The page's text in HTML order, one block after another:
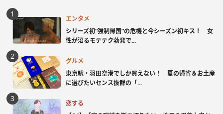
エンタメ
シリーズ初“強制帰国”の危機と今シーズン初キス！ 女
性が沼るモテテク勃発で...
グルメ
東京駅・羽田空港でしか買えない！ 夏の帰省＆お土産
に選びたいセンス抜群の「...
恋する